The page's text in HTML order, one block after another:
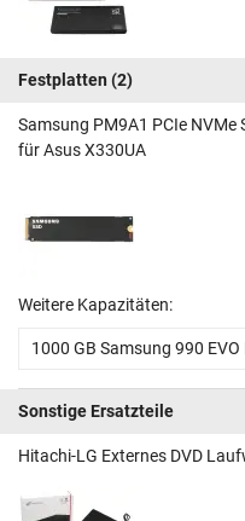
Festplatten (2)
Samsung PM9A1 PCIe NVMe
für Asus X330UA
Weitere Kapazitäten:
1000 GB Samsung 990 EVO
Sonstige Ersatzteile
Hitachi-LG Externes DVD